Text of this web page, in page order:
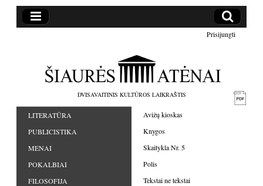
Prisijungti
DVISAVAITINIS KULTŪROS LAIKRAŠTIS
LITERATŪRA
PUBLICISTIKA
MENAI
POKALBIAI
FILOSOFIJA
Avižų kioskas
Knygos
Skaitykla Nr. 5
Polis
Tekstai ne tekstai